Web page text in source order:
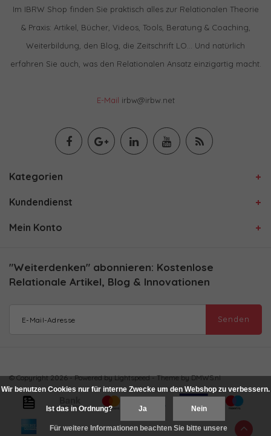
Im IBRW Shop finden Sie praktisch alles zur Relationalen Theorie
& Praxis: Artikel, Bücher, Videos, Tools, Beratung & Coaching,
Weiterbildung, den Blog, die Zeitschrift LO… Und natürlich
erfahren Sie auch, was den Relationalen Ansatz einzigartig macht.
E-Mail irbw@irbw.net
Kategorien
Kundendienst
Mein Konto
"Weiterdenken" abonnieren: Kostenlose
Relationale Artikel, Blog & Innovationen
Senden
© Copyright 2026 - Powered byLightspeed- Theme byDMWS.nl
Wir benutzen Cookies nur für interne Zwecke um den Webshop zu verbessern.
Ist das in Ordnung? Ja Nein
Für weitere Informationen beachten Sie bitte unsere